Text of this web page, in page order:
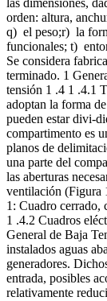
las dimensiones,
orden: altura,
q) el peso;r) la
funcionales; t)
Se considera
terminado. 1
tensión 1 .4 1 .4.1
adoptan la forma
pueden estar divi-
compartimento es
planos de
una parte del
las aberturas
ventilación (Figura
1: Cuadro cerrado,
1 .4.2 Cuadros
General de Baja
instalados aguas
generadores.
entrada, posibles
relativamente